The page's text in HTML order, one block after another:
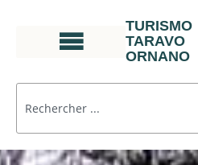
TURISMO
TARAVO
ORNANO